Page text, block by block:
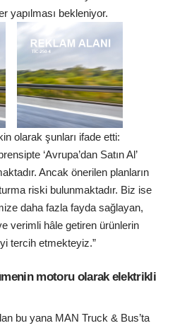
yapılması bekleniyor.
olarak şunları ifade etti:
‘Avrupa’dan Satın Al’
Ancak önerilen planların
riski bulunmaktadır. Biz ise
daha fazla fayda sağlayan,
verimli hâle getiren ürünlerin
tercih etmekteyiz.”
motoru olarak elektrikli
bu yana MAN Truck & Bus’ta